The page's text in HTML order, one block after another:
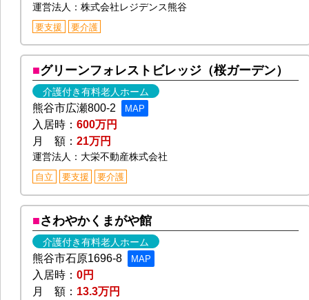
運営法人：株式会社レジデンス熊谷
要支援 要介護
グリーンフォレストビレッジ（桜ガーデン）
介護付き有料老人ホーム
熊谷市広瀬800-2 MAP
入居時：600万円
月 額：21万円
運営法人：大栄不動産株式会社
自立 要支援 要介護
さわやかくまがや館
介護付き有料老人ホーム
熊谷市石原1696-8 MAP
入居時：0円
月 額： 13.3万円